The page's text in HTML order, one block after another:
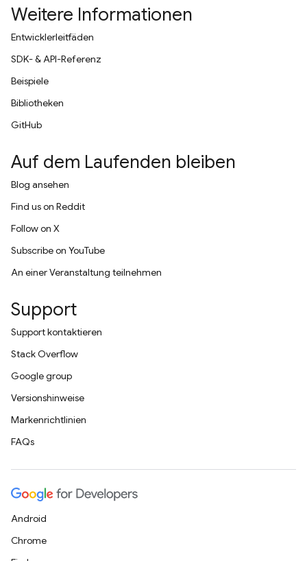
Weitere Informationen
Entwicklerleitfäden
SDK- & API-Referenz
Beispiele
Bibliotheken
GitHub
Auf dem Laufenden bleiben
Blog ansehen
Find us on Reddit
Follow on X
Subscribe on YouTube
An einer Veranstaltung teilnehmen
Support
Support kontaktieren
Stack Overflow
Google group
Versionshinweise
Markenrichtlinien
FAQs
Android
Chrome